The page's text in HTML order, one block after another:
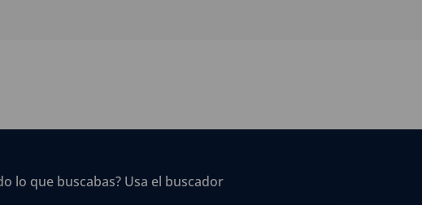
lo que buscabas? Usa el buscador